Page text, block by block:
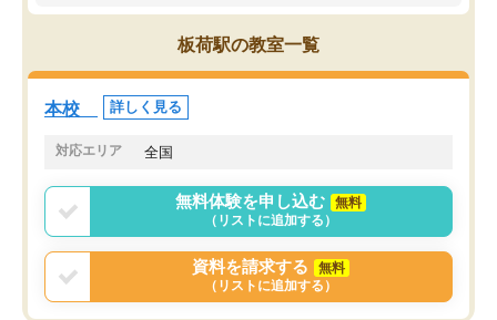
かと思った。
常に効果を実感している
すめできる塾です。
板荷駅の教室一覧
本校 詳しく見る
対応エリア 全国
無料体験を申し込む
無料
（リストに追加する）
資料を請求する
無料
（リストに追加する）